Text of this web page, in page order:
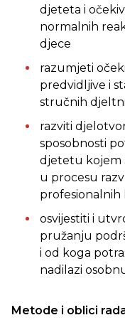
djeteta i
normalnih
djece
razumjeti
predvidljive i
stručnih
razviti
sposobnosti
djetetu kojem
u procesu
osvijestiti i
pružanju
i od koga
nadilazi
Metode i oblici